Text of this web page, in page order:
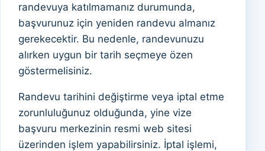
randevuya katılmamanız durumunda,
başvurunuz için yeniden randevu almanız
gerekecektir. Bu nedenle, randevunuzu
alırken uygun bir tarih seçmeye özen
göstermelisiniz.
Randevu tarihini değiştirme veya iptal etme
zorunluluğunuz olduğunda, yine vize
başvuru merkezinin resmi web sitesi
üzerinden işlem yapabilirsiniz. İptal işlemi,